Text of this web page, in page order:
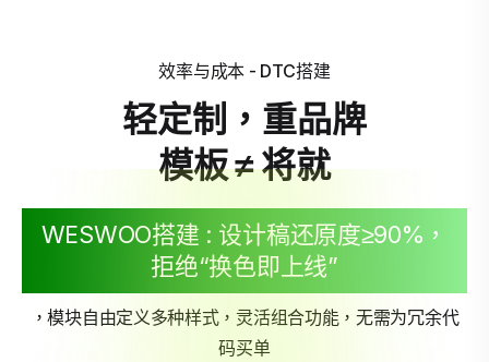
效率与成本 - DTC搭建
轻定制，重品牌
模板 ≠ 将就
WESWOO搭建 : 设计稿还原度≥90%，
拒绝“换色即上线”
，模块自由定义多种样式，灵活组合功能，无需为冗余代
码买单